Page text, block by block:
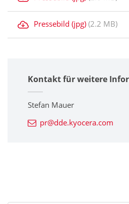
Pressebild (jpg) (2.2 MB)
Kontakt für weitere
Stefan Mauer
pr@dde.kyocera.com